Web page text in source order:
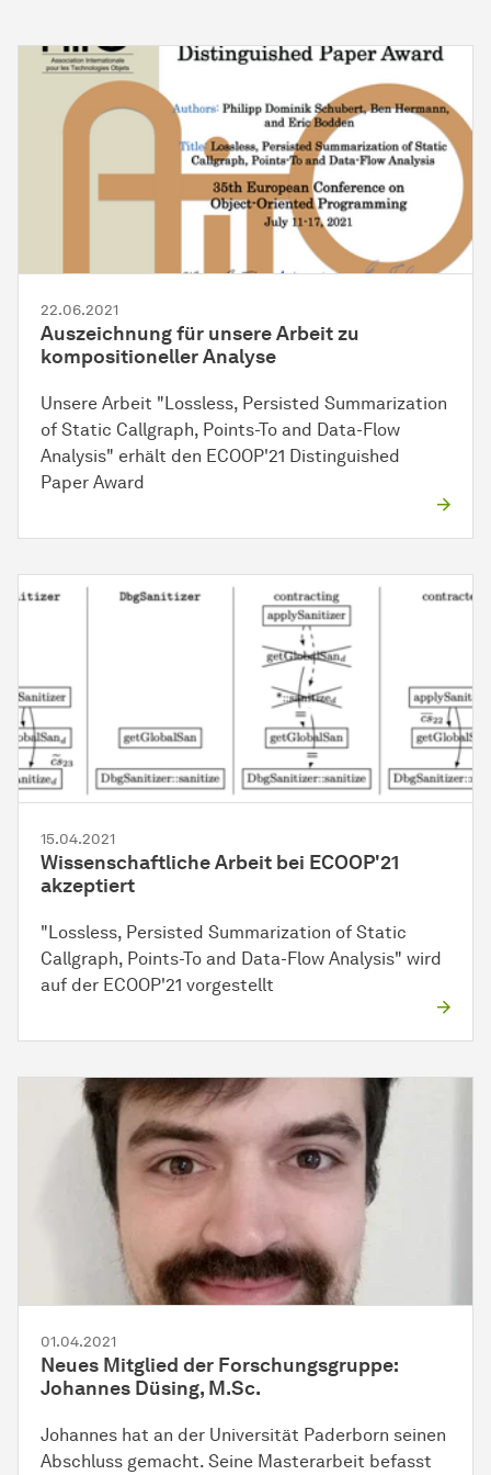
22.06.2021
Auszeichnung für unsere Arbeit zu
kompositioneller Analyse
Unsere Arbeit "Lossless, Persisted Summarization
of Static Callgraph, Points-To and Data-Flow
Analysis" erhält den ECOOP'21 Distinguished
Paper Award
15.04.2021
Wissenschaftliche Arbeit bei ECOOP'21
akzeptiert
"Lossless, Persisted Summarization of Static
Callgraph, Points-To and Data-Flow Analysis" wird
auf der ECOOP'21 vorgestellt
01.04.2021
Neues Mitglied der Forschungsgruppe:
Johannes Düsing, M.Sc.
Johannes hat an der Universität Paderborn seinen
Abschluss gemacht. Seine Masterarbeit befasst